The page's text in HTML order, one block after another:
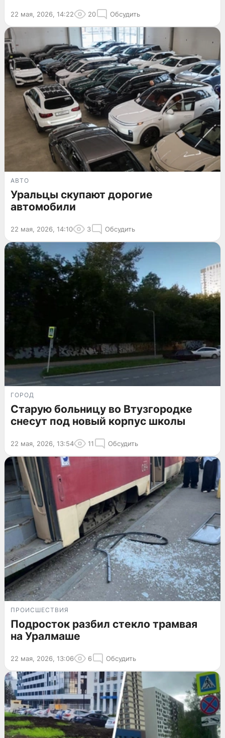
22 мая, 2026, 14:22 20 Обсудить
АВТО
Уральцы скупают дорогие
автомобили
22 мая, 2026, 14:10 3 Обсудить
ГОРОД
Старую больницу во Втузгородке
снесут под новый корпус школы
22 мая, 2026, 13:54 11 Обсудить
ПРОИСШЕСТВИЯ
Подросток разбил стекло трамвая
на Уралмаше
22 мая, 2026, 13:06 6 Обсудить